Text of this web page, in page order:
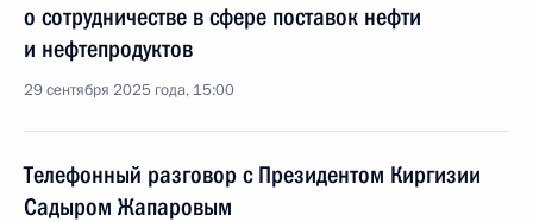
о сотрудничестве в сфере поставок нефти
и нефтепродуктов
29 сентября 2025 года, 15:00
Телефонный разговор с Президентом Киргизии
Садыром Жапаровым